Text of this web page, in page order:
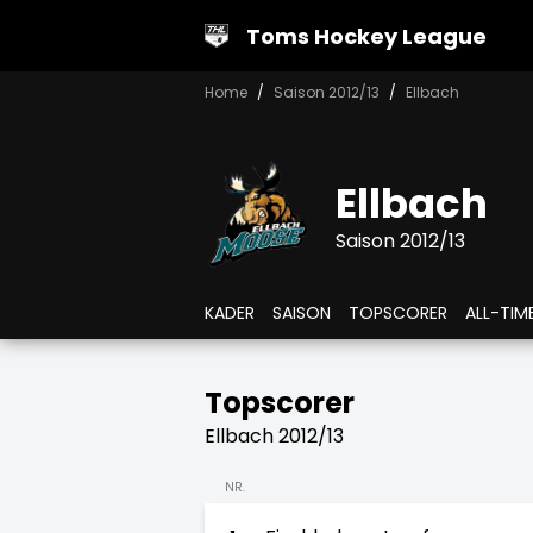
Toms Hockey League
Home Saison 2012/13 Ellbach
Ellbach
Saison 2012/13
KADER SAISON TOPSCORER ALL-
Topscorer
Ellbach 2012/13
NR.